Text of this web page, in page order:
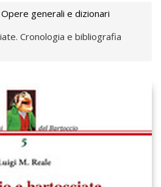
Opere generali e dizionari
Cronologia e bibliografia